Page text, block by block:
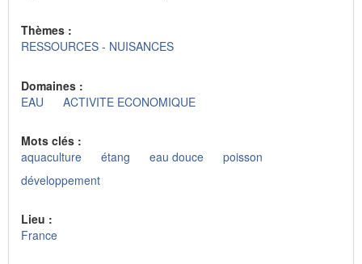
Thèmes :
RESSOURCES - NUISANCES
Domaines :
EAU
ACTIVITE ECONOMIQUE
Mots clés :
aquaculture
étang eau douce
poisson
développement
Lieu :
France